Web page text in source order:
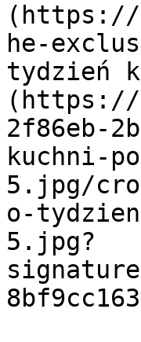
(https://
he-
tydzień
(https://
2f86eb-
kuchni-
5.jpg/
o-
5.jpg?